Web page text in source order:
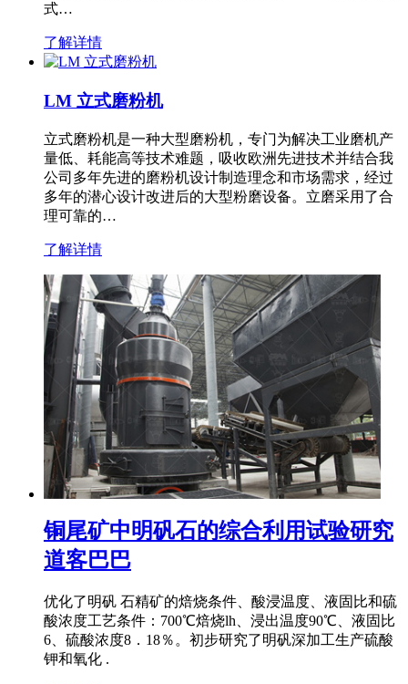
式…
了解详情
LM 立式磨粉机
立式磨粉机是一种大型磨粉机，专门为解决工业磨机产
量低、耗能高等技术难题，吸收欧洲先进技术并结合我
公司多年先进的磨粉机设计制造理念和市场需求，经过
多年的潜心设计改进后的大型粉磨设备。立磨采用了合
理可靠的…
了解详情
铜尾矿中明矾石的综合利用试验研究
道客巴巴
优化了明矾 石精矿的焙烧条件、酸浸温度、液固比和硫
酸浓度工艺条件：700℃焙烧lh、浸出温度90℃、液固比
6、硫酸浓度8．18％。初步研究了明矾深加工生产硫酸
钾和氧化 .